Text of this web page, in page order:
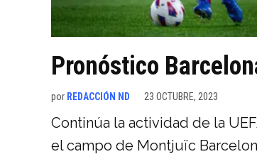
Pronóstico
por REDACCIÓN ND 23 OCTUBRE, 2023
Continúa la actividad de la
el campo de Montjuïc